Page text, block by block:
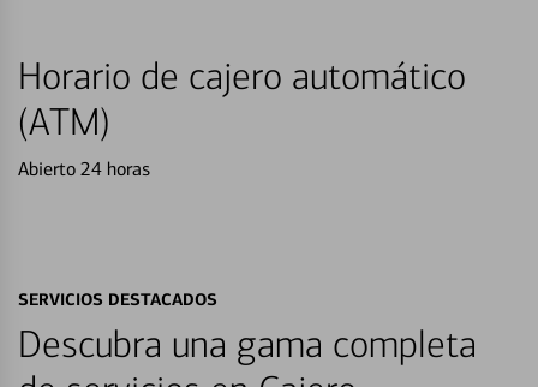
Horario de cajero automático
(ATM)
Abierto 24 horas
SERVICIOS DESTACADOS
Descubra una gama completa